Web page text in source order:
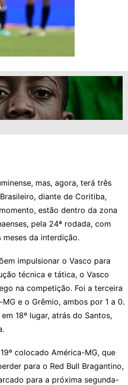
mas, agora, terá três
diante de Coritiba,
estão dentro da zona
pela 24ª rodada, com
da interdição.
impulsionar o Vasco para
técnica e tática, o Vasco
na competição. Foi a terceira
e o Grêmio, ambos por 1 a 0.
18º lugar, atrás do Santos,
colocado América-MG, que
para o Red Bull Bragantino,
para a próxima segunda-